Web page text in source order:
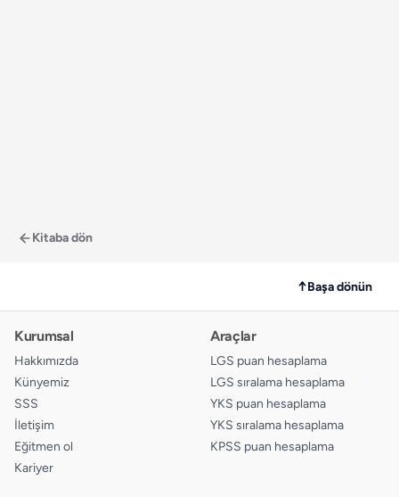
Kitaba dön
↑Başa dönün
Kurumsal
Hakkımızda
Künyemiz
SSS
İletişim
Eğitmen ol
Kariyer
Araçlar
LGS puan hesaplama
LGS sıralama hesaplama
YKS puan hesaplama
YKS sıralama hesaplama
KPSS puan hesaplama